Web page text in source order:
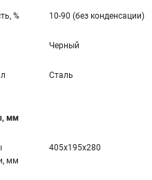
% 10-90 (без конденсации)
Черный
Сталь
мм
мм
405x195x280